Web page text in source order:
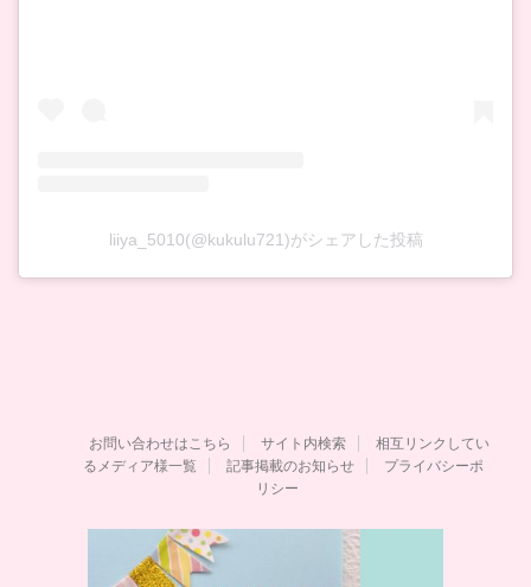
liiya_5010(@kukulu721)がシェアした投稿
お問い合わせはこちら サイト内検索
相互リンクしてい
るメディア様一覧
記事掲載のお知らせ
プライバシーポ
リシー